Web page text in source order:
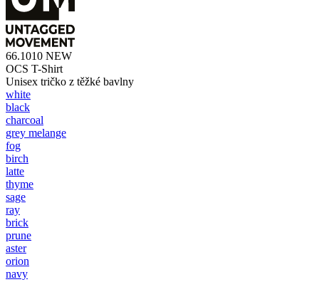
66.1010 NEW
OCS T-Shirt
Unisex tričko z těžké bavlny
white
black
charcoal
grey melange
fog
birch
latte
thyme
sage
ray
brick
prune
aster
orion
navy